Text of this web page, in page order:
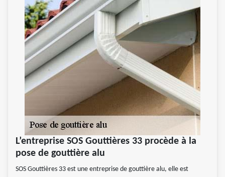
L’entreprise SOS Gouttières 33 procède à la
pose de gouttière alu
SOS Gouttières 33 est une entreprise de gouttière alu, elle est